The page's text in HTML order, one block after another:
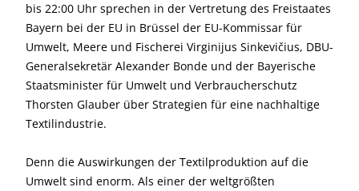
bis 22:00 Uhr sprechen in der Vertretung des Freistaates
Bayern bei der EU in Brüssel der EU-Kommissar für
Umwelt, Meere und Fischerei Virginijus Sinkevičius, DBU-
Generalsekretär Alexander Bonde und der Bayerische
Staatsminister für Umwelt und Verbraucherschutz
Thorsten Glauber über Strategien für eine nachhaltige
Textilindustrie.
Denn die Auswirkungen der Textilproduktion auf die
Umwelt sind enorm. Als einer der weltgrößten